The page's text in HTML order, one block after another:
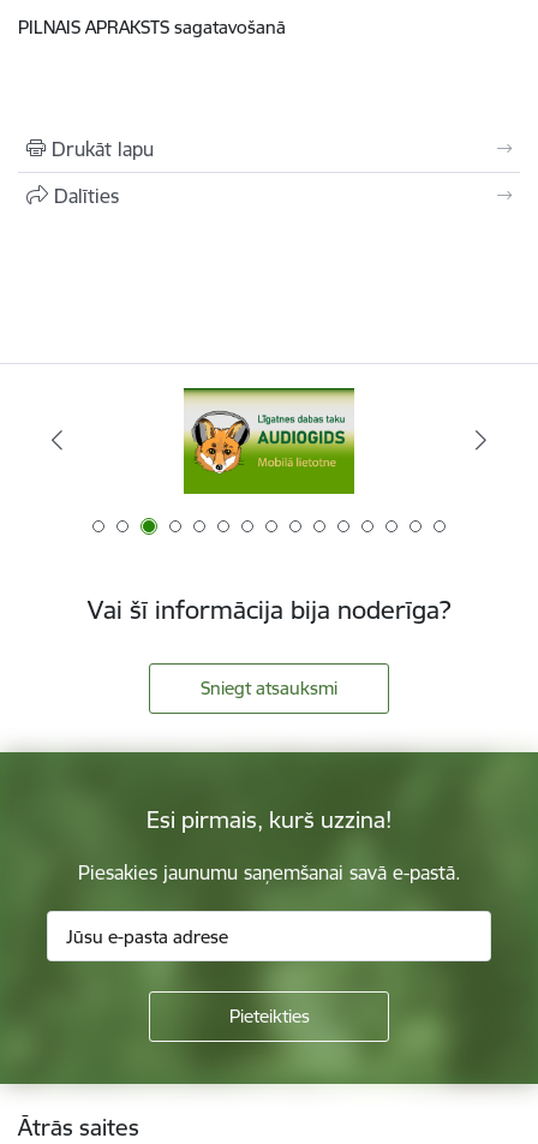
PILNAIS APRAKSTS sagatavošanā
Drukāt lapu
Dalīties
Vai šī informācija bija noderīga?
Sniegt atsauksmi
Esi pirmais, kurš uzzina!
Piesakies jaunumu saņemšanai savā e-pastā.
Kājene
Ātrās saites